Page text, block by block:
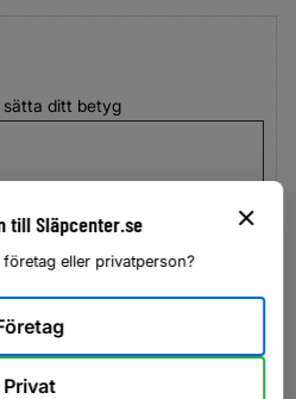
sätta ditt betyg
till Släpcenter.se
eller privatperson?
Privat